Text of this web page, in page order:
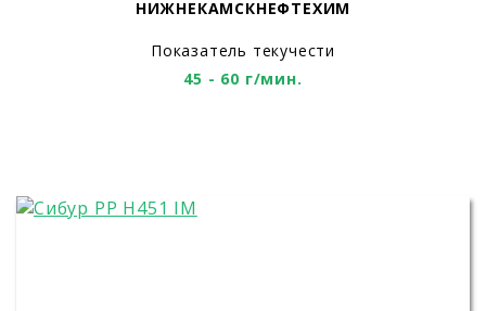
НИЖНЕКАМСКНЕФТЕХИМ
Показатель текучести
45 - 60 г/мин.